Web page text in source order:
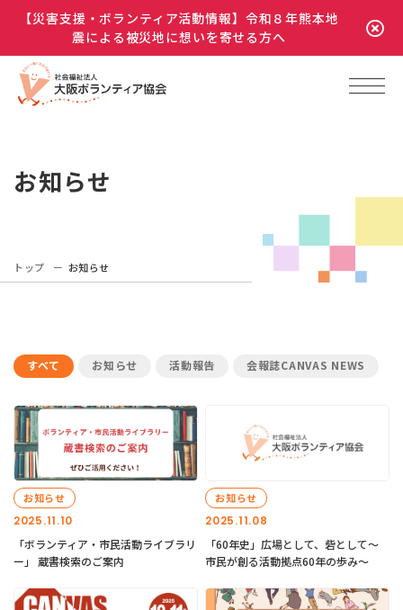
【災害支援・ボランティア活動情報】令和８年熊本地
震による被災地に想いを寄せる方へ
お知らせ
トップ お知らせ
すべて お知らせ 活動報告 会報誌CANVAS NEWS
2025.11.10
お知らせ
「ボランティア・市民活動ライブラリ
ー」 蔵書検索のご案内
2025.11.08
お知らせ
「60年史」広場として、砦として～
市民が創る活動拠点60年の歩み～